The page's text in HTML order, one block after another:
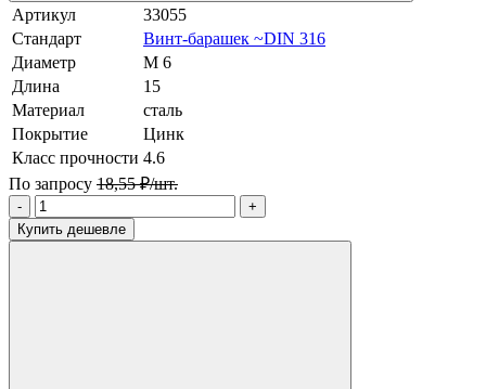
Артикул
33055
Стандарт
Винт-барашек ~DIN 316
Диаметр
М 6
Длина
15
Материал
сталь
Покрытие
Цинк
Класс прочности 4.6
По запросу 18,55 ₽/шт.
-
+
Купить дешевле